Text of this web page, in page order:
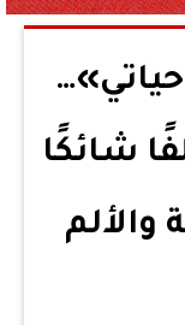
شائكًا
والألم